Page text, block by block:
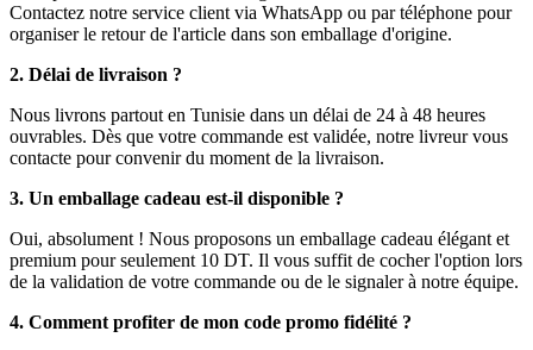
Contactez notre service client via WhatsApp ou par téléphone pour
organiser le retour de l'article dans son emballage d'origine.
2. Délai de livraison ?
Nous livrons partout en Tunisie dans un délai de 24 à 48 heures
ouvrables. Dès que votre commande est validée, notre livreur vous
contacte pour convenir du moment de la livraison.
3. Un emballage cadeau est-il disponible ?
Oui, absolument ! Nous proposons un emballage cadeau élégant et
premium pour seulement 10 DT. Il vous suffit de cocher l'option lors
de la validation de votre commande ou de le signaler à notre équipe.
4. Comment profiter de mon code promo fidélité ?